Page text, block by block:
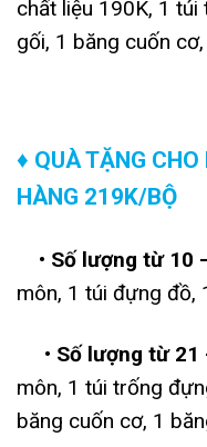
chất liệu 190K, 1
gối, 1 băng cuốn
♦ QUÀ TẶNG
HÀNG 219K/BỘ
• Số lượng từ 10
môn, 1 túi đựng đồ,
• Số lượng từ 21
môn, 1 túi trống
băng cuốn cơ, 1